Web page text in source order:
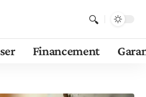
Financement